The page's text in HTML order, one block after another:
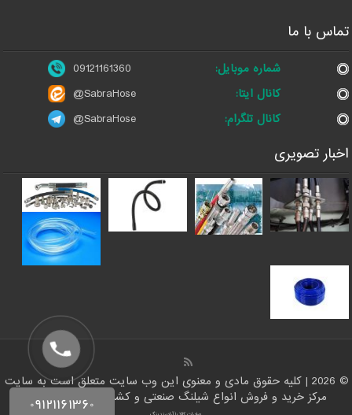
تماس با ما
شماره موبایل:
09121161360
کانال ایتا:
@SabraHose
کانال تلگرام:
@SabraHose
اخبار تصویری
© 2026 | کلیه حقوق مادی و معنوی این وب سایت متعلق است به سایت
مرکز خرید و فروش انواع شیلنگ صنعتی و کشاورزی | ایران شلنگ